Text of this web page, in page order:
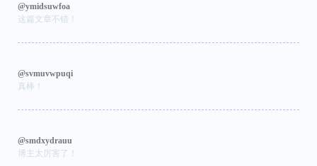
@ymidsuwfoa
这篇文章不错！
@svmuvwpuqi
真棒！
@smdxydrauu
博主太厉害了！